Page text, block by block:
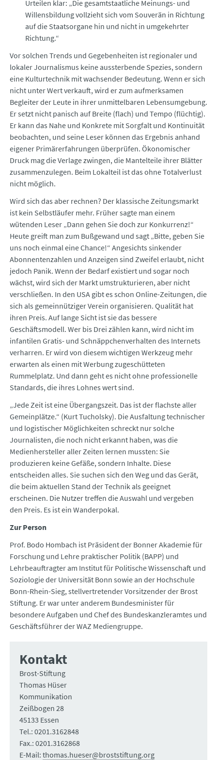
Urteilen klar: „Die gesamtstaatliche Meinungs- und
Willensbildung vollzieht sich vom Souverän in Richtung
auf die Staatsorgane hin und nicht in umgekehrter
Richtung.“
Vor solchen Trends und Gegebenheiten ist regionaler und
lokaler Journalismus keine aussterbende Spezies, sondern
eine Kulturtechnik mit wachsender Bedeutung. Wenn er sich
nicht unter Wert verkauft, wird er zum aufmerksamen
Begleiter der Leute in ihrer unmittelbaren Lebensumgebung.
Er setzt nicht panisch auf Breite (flach) und Tempo (flüchtig).
Er kann das Nahe und Konkrete mit Sorgfalt und Kontinuität
beobachten, und seine Leser können das Ergebnis anhand
eigener Primärerfahrungen überprüfen. Ökonomischer
Druck mag die Verlage zwingen, die Mantelteile ihrer Blätter
zusammenzulegen. Beim Lokalteil ist das ohne Totalverlust
nicht möglich.
Wird sich das aber rechnen? Der klassische Zeitungsmarkt
ist kein Selbstläufer mehr. Früher sagte man einem
wütenden Leser „Dann gehen Sie doch zur Konkurrenz!“
Heute greift man zum Bußgewand und sagt „Bitte, geben Sie
uns noch einmal eine Chance!“ Angesichts sinkender
Abonnentenzahlen und Anzeigen sind Zweifel erlaubt, nicht
jedoch Panik. Wenn der Bedarf existiert und sogar noch
wächst, wird sich der Markt umstrukturieren, aber nicht
verschließen. In den USA gibt es schon Online-Zeitungen, die
sich als gemeinnütziger Verein organisieren. Qualität hat
ihren Preis. Auf lange Sicht ist sie das bessere
Geschäftsmodell. Wer bis Drei zählen kann, wird nicht im
infantilen Gratis- und Schnäppchenverhalten des Internets
verharren. Er wird von diesem wichtigen Werkzeug mehr
erwarten als einen mit Werbung zugeschütteten
Rummelplatz. Und dann geht es nicht ohne professionelle
Standards, die ihres Lohnes wert sind.
„Jede Zeit ist eine Übergangszeit. Das ist der flachste aller
Gemeinplätze.“ (Kurt Tucholsky). Die Ausfaltung technischer
und logistischer Möglichkeiten schreckt nur solche
Journalisten, die noch nicht erkannt haben, was die
Medienhersteller aller Zeiten lernen mussten: Sie
produzieren keine Gefäße, sondern Inhalte. Diese
entscheiden alles. Sie suchen sich den Weg und das Gerät,
die beim aktuellen Stand der Technik als geeignet
erscheinen. Die Nutzer treffen die Auswahl und vergeben
den Preis. Es ist ein Wanderpokal.
Zur Person
Prof. Bodo Hombach ist Präsident der Bonner Akademie für
Forschung und Lehre praktischer Politik (BAPP) und
Lehrbeauftragter am Institut für Politische Wissenschaft und
Soziologie der Universität Bonn sowie an der Hochschule
Bonn-Rhein-Sieg, stellvertretender Vorsitzender der Brost
Stiftung. Er war unter anderem Bundesminister für
besondere Aufgaben und Chef des Bundeskanzleramtes und
Geschäftsführer der WAZ Mediengruppe.
Kontakt
Brost-Stiftung
Thomas Hüser
Kommunikation
Zeißbogen 28
45133 Essen
Tel.: 0201.3162848
Fax.: 0201.3162868
E-Mail: thomas.hueser@broststiftung.org